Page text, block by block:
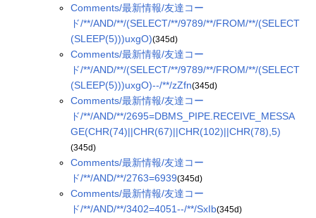
Comments/最新情報/友達コー
ド/**/AND/**/(SELECT/**/9789/**/FROM/**/(SELECT
(SLEEP(5)))uxgO)(345d)
Comments/最新情報/友達コー
ド/**/AND/**/(SELECT/**/9789/**/FROM/**/(SELECT
(SLEEP(5)))uxgO)--/**/zZfn(345d)
Comments/最新情報/友達コー
ド/**/AND/**/2695=DBMS_PIPE.RECEIVE_MESSA
GE(CHR(74)||CHR(67)||CHR(102)||CHR(78),5)
(345d)
Comments/最新情報/友達コー
ド/**/AND/**/2763=6939(345d)
Comments/最新情報/友達コー
ド/**/AND/**/3402=4051--/**/SxIb(345d)